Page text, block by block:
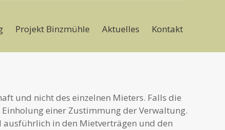
Projekt Binzmühle Aktuelles Kontakt
und nicht des einzelnen Mieters. Falls die
einer Zustimmung der Verwaltung.
in den Mietverträgen und den